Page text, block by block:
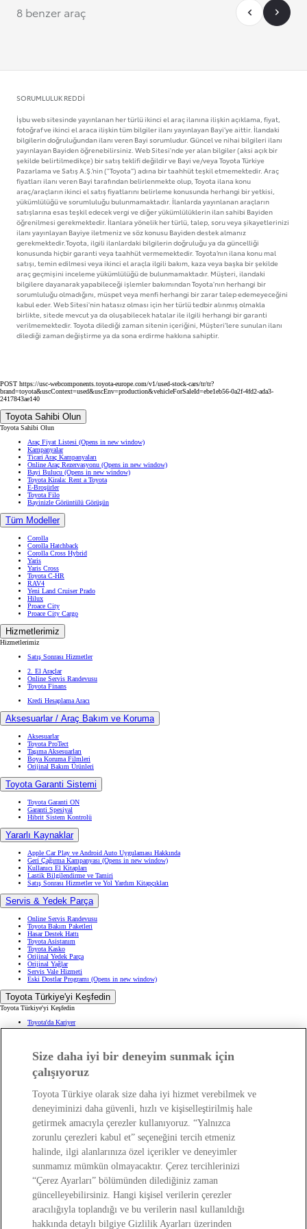
İşbu web sitesinde yayınlanan her türlü ikinci el araç ilanına ilişkin açıklama, fiyat,
fotoğraf ve ikinci el araca ilişkin tüm bilgiler ilanı yayınlayan Bayi’ye aittir. İlandaki
fiyatları ilanı veren Bayi tarafından belirlenmekte olup, Toyota ilana konu
yükümlülüğü ve sorumluluğu bulunmamaktadır. İlanlarda yayınlanan araçların
satışlarına esas teşkil edecek vergi ve diğer yükümlülüklerin ilan sahibi Bayiden
öğrenilmesi gerekmektedir. İlanlara yönelik her türlü, talep, soru veya şikayetlerinizi
ilanı yayınlayan Bayiye iletmeniz ve söz konusu Bayiden destek almanız
gerekmektedir.Toyota, ilgili ilanlardaki bilgilerin doğruluğu ya da güncelliği
konusunda hiçbir garanti veya taahhüt vermemektedir. Toyota’nın ilana konu mal
satışı, temin edilmesi veya ikinci el araçla ilgili bakım, kaza veya başka bir şekilde
araç geçmişini inceleme yükümlülüğü de bulunmamaktadır. Müşteri, ilandaki
bilgilere dayanarak yapabileceği işlemler bakımından Toyota'nın herhangi bir
sorumluluğu olmadığını, müspet veya menfi herhangi bir zarar talep edemeyeceğini
kabul eder. Web Sitesi'nin hatasız olması için her türlü tedbir alınmış olmakla
birlikte, sitede mevcut ya da oluşabilecek hatalar ile ilgili herhangi bir garanti
verilmemektedir. Toyota dilediği zaman sitenin içeriğini, Müşteri’lere sunulan ilanı
dilediği zaman değiştirme ya da sona erdirme hakkına sahiptir.
POST https://usc-webcomponents.toyota-europe.com/v1/used-stock-cars/tr/tr?
brand=toyota&uscContext=used&uscEnv=production&vehicleForSaleId=ebe1eb56-0a2f-4fd2-ada3-
2417843ae140
Toyota Sahibi Olun
Toyota Sahibi Olun
Araç Fiyat Listesi(Opens in new window)
Kampanyalar
Toyota Filo
Bayinizle Görüntülü Görüşün
Tüm Modeller
Corolla
Corolla Cross Hybrid
Yaris
Yaris Cross
Toyota C-HR
RAV4
Yeni Land Cruiser Prado
Hilux
Proace City
Proace City Cargo
Hizmetlerimiz
Hizmetlerimiz
Satış Sonrası Hizmetler
2. El Araçlar
Online Servis Randevusu
Toyota Finans
Kredi Hesaplama Aracı
Aksesuarlar / Araç Bakım ve Koruma
Aksesuarlar
Toyota ProTect
Taşıma Aksesuarları
Orijinal Bakım Ürünleri
Toyota Garanti Sistemi
Garanti Spesiyal
Yararlı Kaynaklar
Apple Car Play ve Android Auto Uygulaması Hakkında
Geri Çağırma Kampanyası
Kullanıcı El Kitapları
Lastik Bilgilendirme ve Tamiri
Servis & Yedek Parça
Online Servis Randevusu
Toyota Bakım Paketleri
Toyota Asistanım
Toyota Kasko
Orijinal Yağlar
Servis Vale Hizmeti
Eski Dostlar Programı
Toyota Türkiye'yi Keşfedin
Toyota Türkiye'yi Keşfedin
Sosyal Sorumluluk Projelerimiz
Bize Ulaşın
Haberler ve Etkinlikler
ÖTV Muafiyetli Araçlar
Hibrit Arabalar
Hafif Ticari: Toyota Professional
SUV
Toyota Blog(Opens in new window)
Ağaçlandırma Seferberliği(Opens in new window)
Yasal Bilgilendirme
Yasal Bilgilendirme
Yasal Uyarı ve Bilgilendirme
Bilgi Toplumu Hizmetleri
(Opens in new window)
TAKATA Hava Yastığı Geri Çağırma
Yakıt Ekonomisi ve CO2 Emisyonu
Kalite Standartları
Web Erişilebilirlik Beyanı
(Opens in new window)
(Opens in new window)
(Opens in new window)
(Opens in new window)
(Opens in new window)
Copyright © Toyota 2026
Size daha iyi bir deneyim sunmak için
çalışıyoruz
Toyota Türkiye olarak size daha iyi hizmet verebilmek ve
deneyiminizi daha güvenli, hızlı ve kişiselleştirilmiş hale
getirmek amacıyla çerezler kullanıyoruz. “Yalnızca
zorunlu çerezleri kabul et” seçeneğini tercih etmeniz
halinde, ilgi alanlarınıza özel içerikler ve deneyimler
sunmamız mümkün olmayacaktır. Çerez tercihlerinizi
“Çerez Ayarları” bölümünden dilediğiniz zaman
güncelleyebilirsiniz. Hangi kişisel verilerin çerezler
aracılığıyla toplandığı ve bu verilerin nasıl kullanıldığı
hakkında detaylı bilgiye Gizlilik Ayarları üzerinden